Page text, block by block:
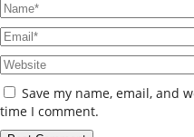
Save my name, email, and
time I comment.